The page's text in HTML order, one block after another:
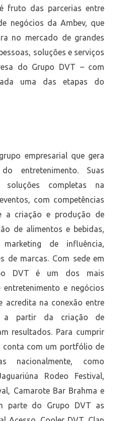
fruto das parcerias entre
negócios da Ambev, que
no mercado de grandes
soluções e serviços
do Grupo DVT – com
uma das etapas do
empresarial que gera
entretenimento. Suas
soluções completas na
com competências
a criação e produção de
de alimentos e bebidas,
de influência,
de marcas. Com sede em
DVT é um dos mais
e negócios
acredita na conexão entre
a partir da criação de
resultados. Para cumprir
conta com um portfólio de
nacionalmente, como
Rodeo Festival,
Camarote Bar Brahma e
parte do Grupo DVT as